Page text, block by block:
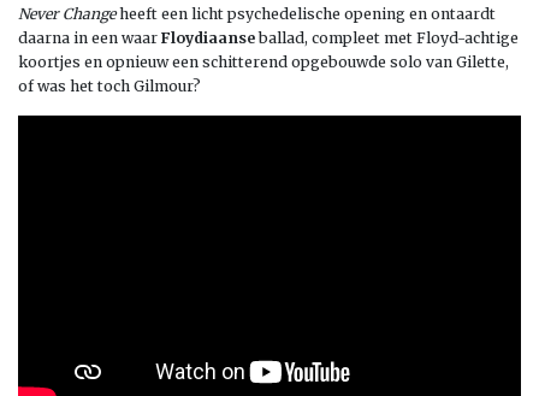
Never Changeheeft een licht psychedelische opening en ontaardt
daarna in een waar Floydiaanseballad, compleet met Floyd-achtige
koortjes en opnieuw een schitterend opgebouwde solo van Gilette,
of was het toch Gilmour?